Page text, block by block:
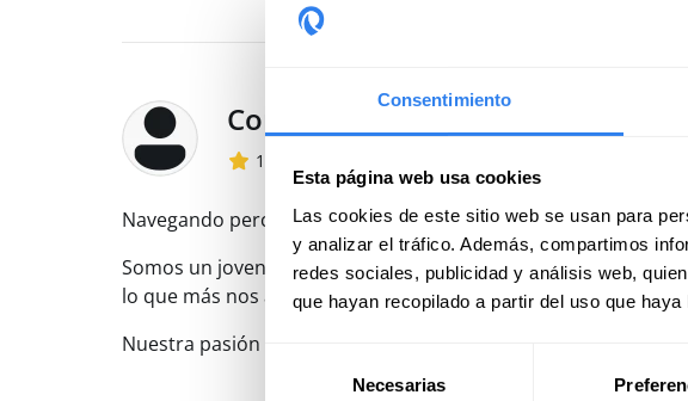
Consentimiento
Esta página web usa cookies
Las cookies de este sitio web se usan para
y analizar el tráfico. Además, compartimos
redes sociales, publicidad y análisis web,
que hayan recopilado a partir del uso que
Necesarias
Conoce a Miriam, la patrona
17 valoraciones
Navegando percibí que la felicidad está en las cosas más
Somos un joven proyecto náutico que decidimos emprender
lo que más nos apasionaba: EL MAR y la Vela
Nuestra pasión es el mar y los deportes acuáticos como el